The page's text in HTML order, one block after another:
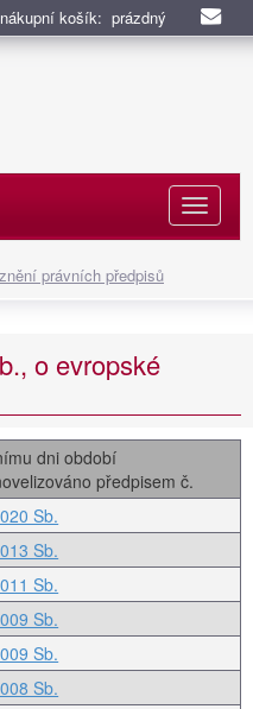
košík: prázdný
právních předpisů
o evropské
dni období
předpisem č.
Sb.
Sb.
Sb.
Sb.
Sb.
Sb.